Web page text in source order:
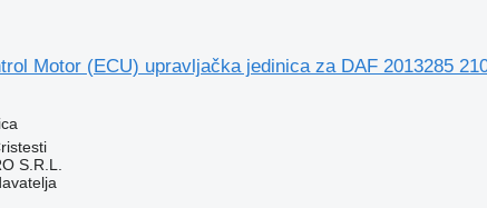
Motor (ECU) upravljačka jedinica za DAF 2013285
S.R.L.